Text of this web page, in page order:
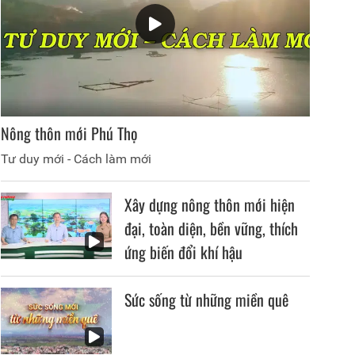
Nông thôn mới Phú Thọ
Tư duy mới - Cách làm mới
Xây dựng nông thôn mới hiện
đại, toàn diện, bền vững, thích
ứng biến đổi khí hậu
Sức sống từ những miền quê